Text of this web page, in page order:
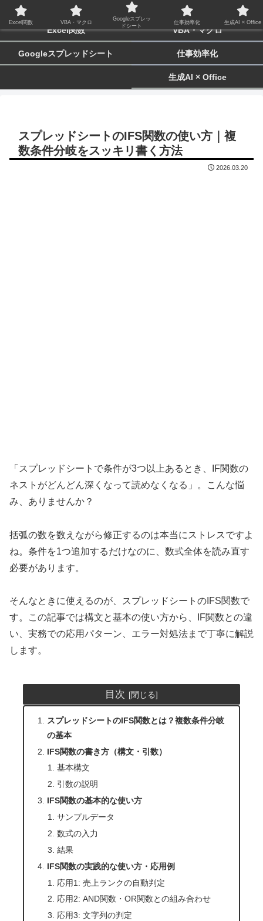
biz-tactics
Excel関数 VBA・マクロ
Googleスプレッドシート 仕事効率化
生成AI × Office
スプレッドシートのIFS関数の使い方｜複
数条件分岐をスッキリ書く方法
2026.03.20
「スプレッドシートで条件が3つ以上あるとき、IF関数の
ネストがどんどん深くなって読めなくなる」。こんな悩
み、ありませんか？
括弧の数を数えながら修正するのは本当にストレスですよ
ね。条件を1つ追加するだけなのに、数式全体を読み直す
必要があります。
そんなときに使えるのが、スプレッドシートのIFS関数で
す。この記事では構文と基本の使い方から、IF関数との違
い、実務での応用パターン、エラー対処法まで丁寧に解説
します。
目次
スプレッドシートのIFS関数とは？複数条件分岐
の基本
IFS関数の書き方（構文・引数）
基本構文
引数の説明
IFS関数の基本的な使い方
サンプルデータ
数式の入力
結果
IFS関数の実践的な使い方・応用例
応用1: 売上ランクの自動判定
応用2: AND関数・OR関数との組み合わせ
応用3: 文字列の判定
Excel関数 VBA・マクロ
Googleスプレッ
ドシート
仕事効率化 生成AI × Office